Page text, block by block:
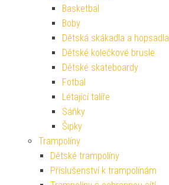
Basketbal
Boby
Dětská skákadla a hopsadla
Dětské kolečkové brusle
Dětské skateboardy
Fotbal
Létající talíře
Sáňky
Šipky
Trampolíny
Dětské trampolíny
Příslušenství k trampolínám